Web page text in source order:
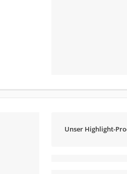
Unser Highlight-